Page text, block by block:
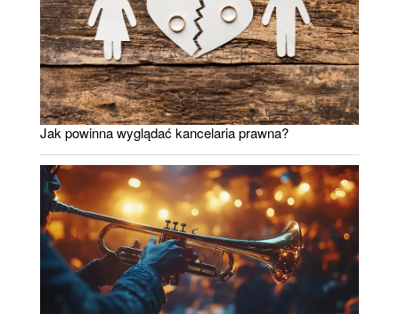
Jak powinna wyglądać kancelaria prawna?